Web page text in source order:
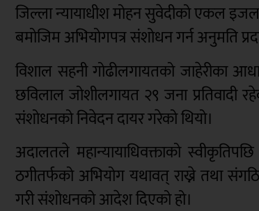
जिल्ला न्यायाधीश मोहन सुवेदीको एकल
बमोजिम अभियोगपत्र संशोधन गर्न अनुमति
विशाल सहनी गोढीलगायतको जाहेरीका
छविलाल जोशीलगायत २९ जना प्रतिवादी
संशोधनको निवेदन दायर गरेको थियो।
अदालतले महान्यायाधिवक्ताको
ठगीतर्फको अभियोग यथावत् राख्ने तथा
गरी संशोधनको आदेश दिएको हो।